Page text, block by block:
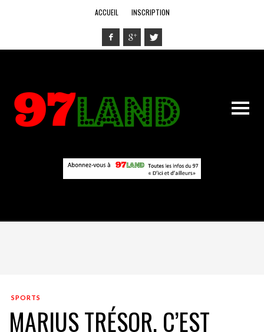
ACCUEIL INSCRIPTION
SPORTS
MARIUS TRÉSOR, C’EST